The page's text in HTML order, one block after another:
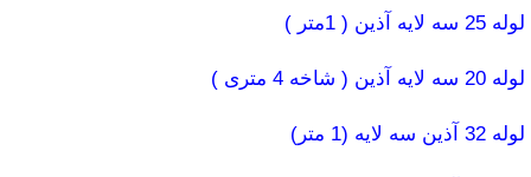
لوله 25 سه لایه آذین ( 1متر )
لوله 20 سه لایه آذین ( شاخه 4 متری )
لوله 32 آذین سه لایه (1 متر)